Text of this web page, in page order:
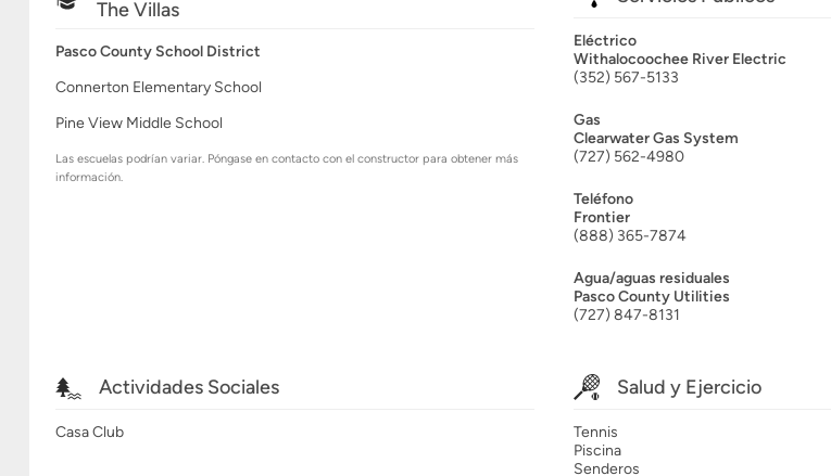
The Villas
Pasco County School District
Connerton Elementary School
Pine View Middle School
Las escuelas podrían variar. Póngase en contacto con el constructor para obtener más
información.
Eléctrico
Withalocoochee River Electric
(352) 567-5133
Gas
Clearwater Gas System
(727) 562-4980
Teléfono
Frontier
(888) 365-7874
Agua/aguas residuales
Pasco County Utilities
(727) 847-8131
Actividades Sociales
Casa Club
Salud y Ejercicio
Tennis
Piscina
Senderos